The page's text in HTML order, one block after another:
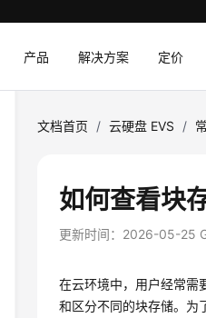
产品 解决方案 定价
文档首页 / 云硬盘 EVS /
如何查看块
更新时间： 2026-05-25
在云环境中，用户经常需
和区分不同的块存储。为